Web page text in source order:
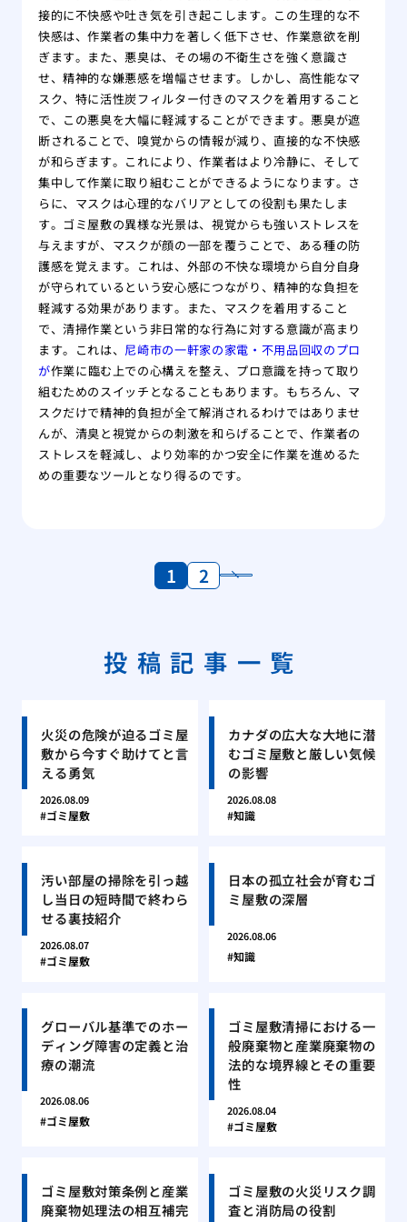
接的に不快感や吐き気を引き起こします。この生理的な不
快感は、作業者の集中力を著しく低下させ、作業意欲を削
ぎます。また、悪臭は、その場の不衛生さを強く意識さ
せ、精神的な嫌悪感を増幅させます。しかし、高性能なマ
スク、特に活性炭フィルター付きのマスクを着用すること
で、この悪臭を大幅に軽減することができます。悪臭が遮
断されることで、嗅覚からの情報が減り、直接的な不快感
が和らぎます。これにより、作業者はより冷静に、そして
集中して作業に取り組むことができるようになります。さ
らに、マスクは心理的なバリアとしての役割も果たしま
す。ゴミ屋敷の異様な光景は、視覚からも強いストレスを
与えますが、マスクが顔の一部を覆うことで、ある種の防
護感を覚えます。これは、外部の不快な環境から自分自身
が守られているという安心感につながり、精神的な負担を
軽減する効果があります。また、マスクを着用すること
で、清掃作業という非日常的な行為に対する意識が高まり
ます。これは、 尼崎市の一軒家の家電・不用品回収のプロ
が作業に臨む上での心構えを整え、プロ意識を持って取り
組むためのスイッチとなることもあります。もちろん、マ
スクだけで精神的負担が全て解消されるわけではありませ
んが、清臭と視覚からの刺激を和らげることで、作業者の
ストレスを軽減し、より効率的かつ安全に作業を進めるた
めの重要なツールとなり得るのです。
1 2
投稿記事一覧
火災の危険が迫るゴミ屋
敷から今すぐ助けてと言
える勇気
2026.08.09
ゴミ屋敷
カナダの広大な大地に潜
むゴミ屋敷と厳しい気候
の影響
2026.08.08
知識
汚い部屋の掃除を引っ越
し当日の短時間で終わら
せる裏技紹介
2026.08.07
ゴミ屋敷
日本の孤立社会が育むゴ
ミ屋敷の深層
2026.08.06
知識
グローバル基準でのホー
ディング障害の定義と治
療の潮流
2026.08.06
ゴミ屋敷
ゴミ屋敷清掃における一
般廃棄物と産業廃棄物の
法的な境界線とその重要
性
2026.08.04
ゴミ屋敷
ゴミ屋敷対策条例と産業
廃棄物処理法の相互補完
ゴミ屋敷の火災リスク調
査と消防局の役割